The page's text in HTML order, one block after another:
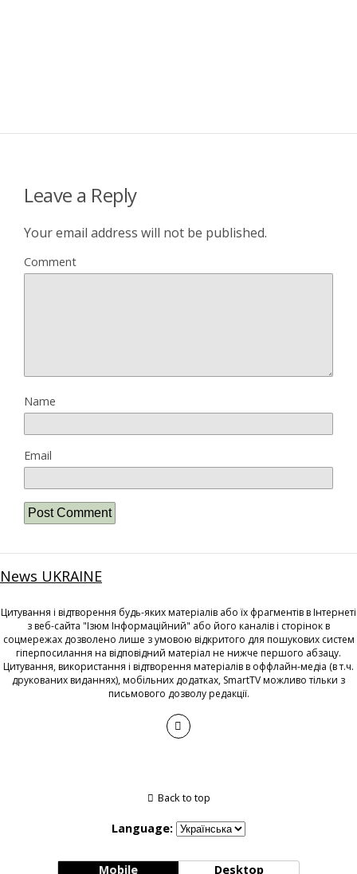
Leave a Reply
Your email address will not be published.
Comment
Name
Email
News UKRAINE
Цитування і відтворення будь-яких матеріалів або їх фрагментів в Інтернеті
з веб-сайта "Ізюм Інформаційний" або його каналів і сторінок в
соцмережах дозволено лише з умовою відкритого для пошукових систем
гіперпосилання на відповідний матеріал не нижче першого абзацу.
Цитування, використання і відтворення матеріалів в оффлайн-медіа (в т.ч.
друкованих виданнях), мобільних додатках, SmartTV можливо тільки з
письмового дозволу редакції.
Back to top
Language:
Mobile Desktop